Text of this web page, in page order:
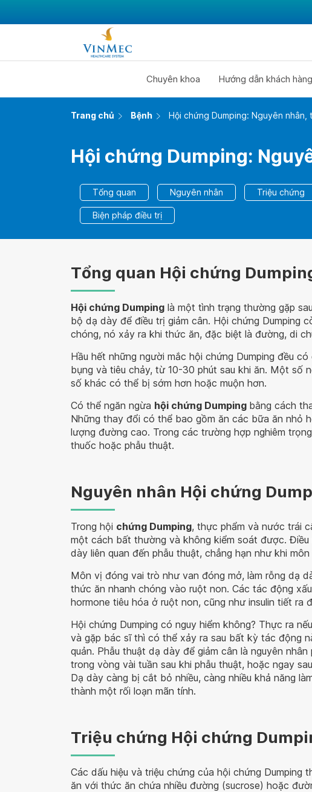
Chuyên khoa Hướng dẫn khách hàng
Trang chủ Bệnh Hội chứng Dumping: Nguyên
Hội chứng Dumping:
Tổng quan Nguyên nhân Triệu chứng
Biện pháp điều trị
Tổng quan Hội chứng
Hội chứng Dumping là một tình trạng thường gặp
bộ dạ dày để điều trị giảm cân. Hội chứng Dumping
chóng, nó xảy ra khi thức ăn, đặc biệt là đường, di
Hầu hết những người mắc hội chứng Dumping đều
bụng và tiêu chảy, từ 10-30 phút sau khi ăn. Một số
số khác có thể bị sớm hơn hoặc muộn hơn.
Có thể ngăn ngừa hội chứng Dumping bằng cách
Những thay đổi có thể bao gồm ăn các bữa ăn nhỏ
lượng đường cao. Trong các trường hợp nghiêm
thuốc hoặc phẫu thuật.
Nguyên nhân Hội chứng
Trong hội chứng Dumping, thực phẩm và nước trái
một cách bất thường và không kiểm soát được.
dày liên quan đến phẫu thuật, chẳng hạn như khi
Môn vị đóng vai trò như van đóng mở, làm rỗng dạ
thức ăn nhanh chóng vào ruột non. Các tác động
hormone tiêu hóa ở ruột non, cũng như insulin tiết ra
Hội chứng Dumping có nguy hiểm không? Thực ra
và gặp bác sĩ thì có thể xảy ra sau bất kỳ tác động
quản. Phẫu thuật dạ dày để giảm cân là nguyên
trong vòng vài tuần sau khi phẫu thuật, hoặc ngay
Dạ dày càng bị cắt bỏ nhiều, càng nhiều khả năng
thành một rối loạn mãn tính.
Triệu chứng Hội chứng
Các dấu hiệu và triệu chứng của hội chứng Dumping
ăn với thức ăn chứa nhiều đường (sucrose) hoặc